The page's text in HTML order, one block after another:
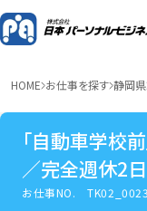
HOME お仕事を探す 静岡県
「自動車学校
／完全週休2
／研修手厚い
お仕事NO.